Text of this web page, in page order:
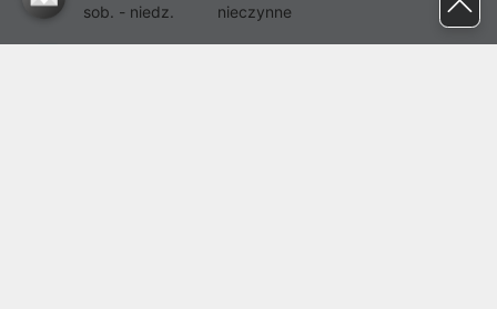
sob. - niedz.
nieczynne